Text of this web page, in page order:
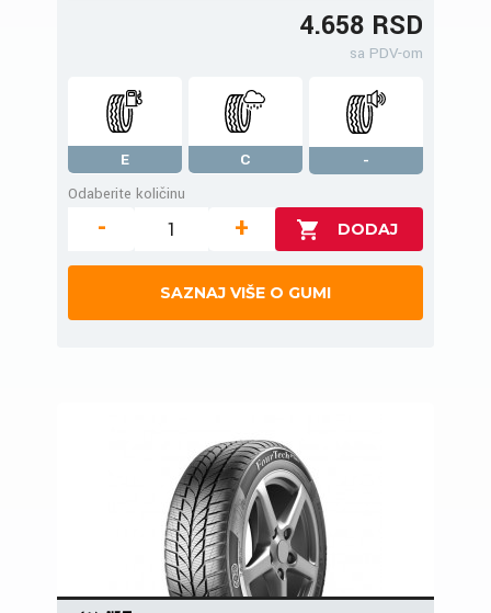
4.658 RSD
sa PDV-om
E C
-
Odaberite količinu
- +
SAZNAJ VIŠE O GUMI